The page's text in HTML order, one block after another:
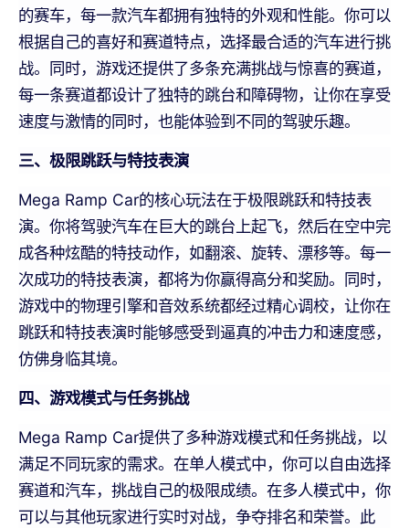
的赛车，每一款汽车都拥有独特的外观和性能。你可以
根据自己的喜好和赛道特点，选择最合适的汽车进行挑
战。同时，游戏还提供了多条充满挑战与惊喜的赛道，
每一条赛道都设计了独特的跳台和障碍物，让你在享受
速度与激情的同时，也能体验到不同的驾驶乐趣。
三、极限跳跃与特技表演
Mega Ramp Car的核心玩法在于极限跳跃和特技表
演。你将驾驶汽车在巨大的跳台上起飞，然后在空中完
成各种炫酷的特技动作，如翻滚、旋转、漂移等。每一
次成功的特技表演，都将为你赢得高分和奖励。同时，
游戏中的物理引擎和音效系统都经过精心调校，让你在
跳跃和特技表演时能够感受到逼真的冲击力和速度感，
仿佛身临其境。
四、游戏模式与任务挑战
Mega Ramp Car提供了多种游戏模式和任务挑战，以
满足不同玩家的需求。在单人模式中，你可以自由选择
赛道和汽车，挑战自己的极限成绩。在多人模式中，你
可以与其他玩家进行实时对战，争夺排名和荣誉。此